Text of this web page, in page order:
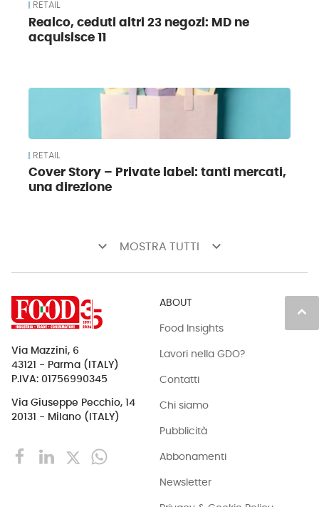
RETAIL
Realco, ceduti altri 23 negozi: MD ne
acquisisce 11
RETAIL
Cover Story – Private label: tanti mercati,
una direzione
keyboard_arrow_down MOSTRA TUTTI keyboard_arrow_down
keyboard_arrow_up
Via Mazzini, 6
43121 - Parma (ITALY)
P.IVA: 01756990345
Via Giuseppe Pecchio, 14
20131 - Milano (ITALY)
ABOUT
Food Insights
Lavori nella GDO?
Contatti
Chi siamo
Pubblicità
Abbonamenti
Newsletter